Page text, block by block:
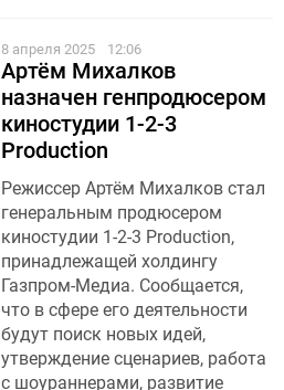
8 апреля 2025 12:06
Артём Михалков
назначен генпродюсером
киностудии 1-2-3
Production
Режиссер Артём Михалков стал
генеральным продюсером
киностудии 1-2-3 Production,
принадлежащей холдингу
Газпром-Медиа. Сообщается,
что в сфере его деятельности
будут поиск новых идей,
утверждение сценариев, работа
с шоураннерами, развитие